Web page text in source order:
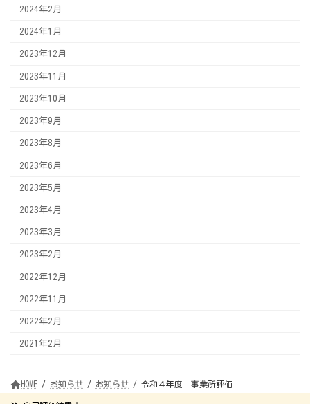
2024年2月
2024年1月
2023年12月
2023年11月
2023年10月
2023年9月
2023年8月
2023年6月
2023年5月
2023年4月
2023年3月
2023年2月
2022年12月
2022年11月
2022年2月
2021年2月
HOME お知らせ お知らせ 令和４年度 事業所評価